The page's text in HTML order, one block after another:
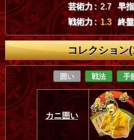
芸術力 : 2.7 早
戦術力 : 1.3 終
コレクション
囲い 戦法 手
カニ囲い